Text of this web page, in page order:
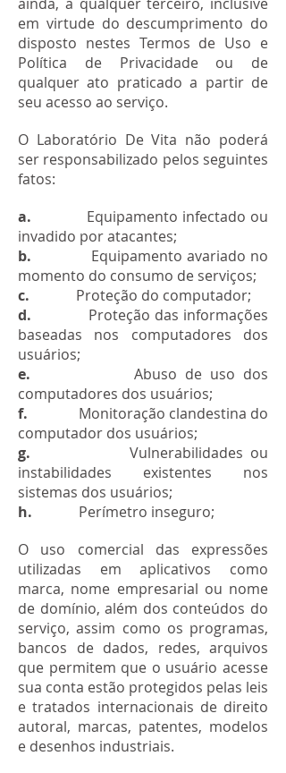
em virtude do descumprimento do
disposto nestes Termos de Uso e
Política de Privacidade ou de
qualquer ato praticado a partir de
seu acesso ao serviço.
O Laboratório De Vita não poderá
ser responsabilizado pelos seguintes
fatos:
a. Equipamento infectado ou
invadido por atacantes;
b.
Equipamento avariado no
momento do consumo de serviços;
c.
Proteção do computador;
d.
Proteção das informações
baseadas nos computadores dos
usuários;
e.
Abuso de uso dos
computadores dos usuários;
f.
Monitoração clandestina do
computador dos usuários;
g.
Vulnerabilidades ou
instabilidades existentes nos
sistemas dos usuários;
h.
Perímetro inseguro;
O uso comercial das expressões
utilizadas em aplicativos como
marca, nome empresarial ou nome
de domínio, além dos conteúdos do
serviço, assim como os programas,
bancos de dados, redes, arquivos
que permitem que o usuário acesse
sua conta estão protegidos pelas leis
e tratados internacionais de direito
autoral, marcas, patentes, modelos
e desenhos industriais.